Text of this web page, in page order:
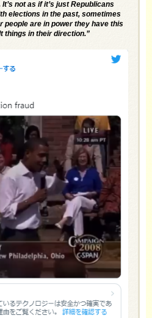
not as if it’s just Republicans
elections in the past, sometimes
people are in power they have this
things in their direction.”